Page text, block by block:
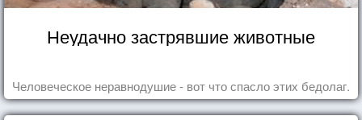
Неудачно застрявшие животные
Человеческое неравнодушие - вот что спасло этих бедолаг.